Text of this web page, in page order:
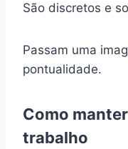
São discretos e
Passam uma
pontualidade.
Como
trabalho